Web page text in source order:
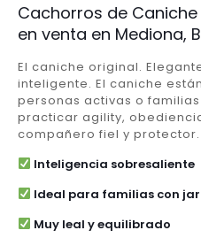
Cachorros de
en venta en Mediona,
El caniche original.
inteligente. El caniche
personas activas o
practicar agility,
compañero fiel y protector.
Inteligencia sobresaliente
Ideal para familias con
Muy leal y equilibrado